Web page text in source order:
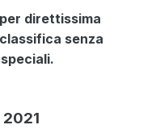
direttissima
senza
2021